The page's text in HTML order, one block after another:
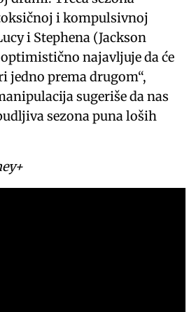
i kompulsivnoj
i Stephena (Jackson
najavljuje da će
jedno prema drugom“,
sugeriše da nas
sezona puna loših